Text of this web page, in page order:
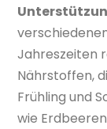
Jahreszeiten
Nährstoffen,
Frühling und
wie